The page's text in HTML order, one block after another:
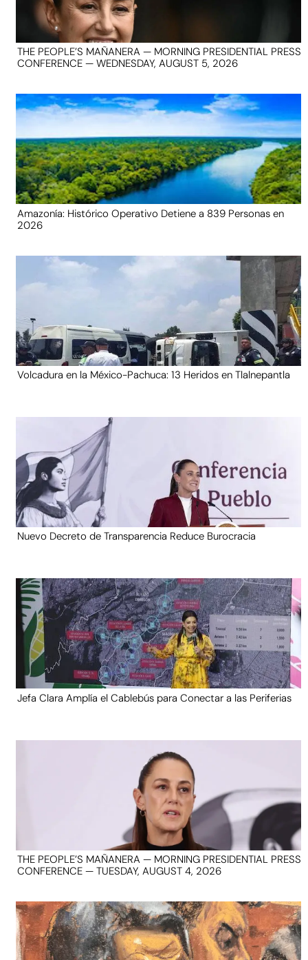
THE PEOPLE’S MAÑANERA — MORNING PRESIDENTIAL PRESS
CONFERENCE — WEDNESDAY, AUGUST 5, 2026
Amazonía: Histórico Operativo Detiene a 839 Personas en
2026
Volcadura en la México-Pachuca: 13 Heridos en Tlalnepantla
Nuevo Decreto de Transparencia Reduce Burocracia
Jefa Clara Amplía el Cablebús para Conectar a las Periferias
THE PEOPLE’S MAÑANERA — MORNING PRESIDENTIAL PRESS
CONFERENCE — TUESDAY, AUGUST 4, 2026